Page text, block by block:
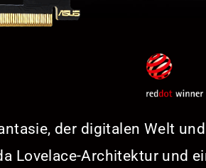
der digitalen Welt
Lovelace-Architektur und